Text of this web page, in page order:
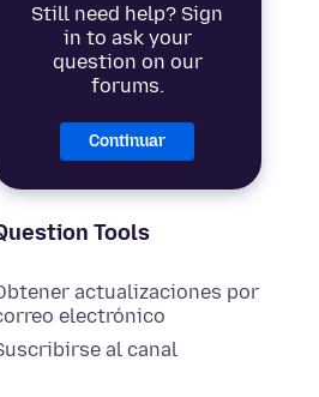
Still need help? Sign
in to ask your
question on our
forums.
Continuar
Tools
actualizaciones por
electrónico
al canal